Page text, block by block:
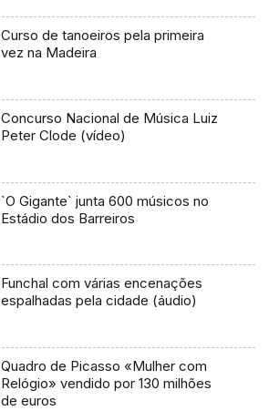
Curso de tanoeiros pela primeira
vez na Madeira
Concurso Nacional de Música Luiz
Peter Clode (vídeo)
`O Gigante` junta 600 músicos no
Estádio dos Barreiros
Funchal com várias encenações
espalhadas pela cidade (áudio)
Quadro de Picasso «Mulher com
Relógio» vendido por 130 milhões
de euros